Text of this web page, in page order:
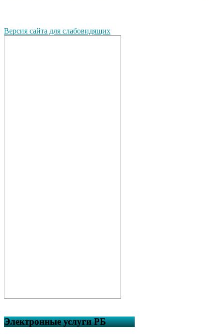
Версия сайта для слабовидящих
Электронные услуги РБ